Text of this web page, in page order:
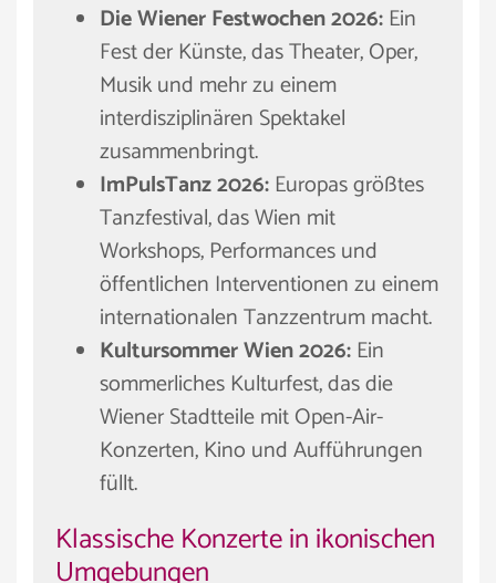
Die Wiener Festwochen 2026: Ein
Fest der Künste, das Theater, Oper,
Musik und mehr zu einem
interdisziplinären Spektakel
zusammenbringt.
ImPulsTanz 2026: Europas größtes
Tanzfestival, das Wien mit
Workshops, Performances und
öffentlichen Interventionen zu einem
internationalen Tanzzentrum macht.
Kultursommer Wien 2026: Ein
sommerliches Kulturfest, das die
Wiener Stadtteile mit Open-Air-
Konzerten, Kino und Aufführungen
füllt.
Klassische Konzerte in ikonischen
Umgebungen